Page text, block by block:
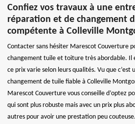
Confiez vos travaux à une
réparation et de changement
compétente à Colleville
Contacter sans hésiter Marescot Couverture
changement tuile et toiture très abordable. Il
ce prix varie selon leurs qualités. Vu que c’est
changement de tuile fiable à Colleville
Marescot Couverture vous conseille d’optez
qui sont plus robuste mais avec un prix plus
autres pour avoir une prestation peu